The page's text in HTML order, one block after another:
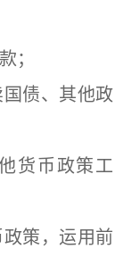
；
债、其他政
货币政策工
策，运用前